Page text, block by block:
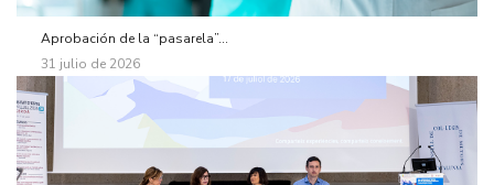
Aprobación de la “pasarela”...
31 julio de 2026